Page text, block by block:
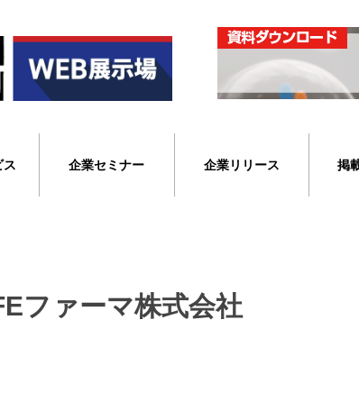
ス 企業セミナー 企業リリース 掲
ファーマ株式会社